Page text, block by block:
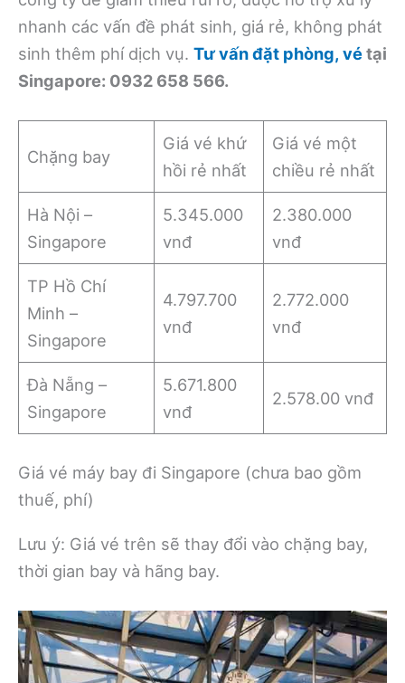
nhanh các vấn đề phát sinh, giá rẻ, không phát
sinh thêm phí dịch vụ. Tư vấn đặt phòng, vétại
Singapore: 0932 658 566.
Chặng bay
Giá vé khứ
hồi rẻ nhất
Giá vé một
chiều rẻ nhất
Hà Nội –
Singapore
5.345.000
vnđ
2.380.000
vnđ
TP Hồ Chí
Minh –
Singapore
4.797.700
vnđ
2.772.000
vnđ
Đà Nẵng –
Singapore
5.671.800
vnđ
2.578.00 vnđ
Giá vé máy bay đi Singapore (chưa bao gồm
thuế, phí)
Lưu ý: Giá vé trên sẽ thay đổi vào chặng bay,
thời gian bay và hãng bay.